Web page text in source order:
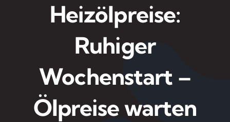
Heizölpreise:
Ruhiger
Wochenstart –
Ölpreise warten